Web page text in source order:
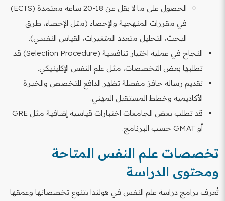
الحصول على ما لا يقل عن 18-20 ساعة معتمدة (ECTS)
في مقررات المنهجية والإحصاء (مثل الإحصاء، طرق
البحث، التحليل متعدد المتغيرات، القياس النفسي).
النجاح في عملية اختيار تنافسية (Selection Procedure) قد
تطلبها بعض التخصصات، مثل علم النفس الإكلينيكي.
تقديم رسالة حافز مفصلة تظهر الدافع للتخصص والخبرة
الأكاديمية وخطط المستقبل المهني.
قد تطلب بعض الجامعات اختبارات قياسية إضافية مثل GRE
أو GMAT حسب البرنامج.
تخصصات علم النفس المتاحة
ومحتوى الدراسة
تُعرف برامج دراسة علم النفس في هولندا بتنوع تخصصاتها وعمقها